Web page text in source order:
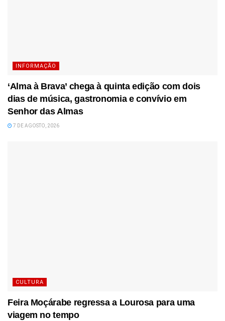
INFORMAÇÃO
‘Alma à Brava’ chega à quinta edição com dois
dias de música, gastronomia e convívio em
Senhor das Almas
7 DE AGOSTO, 2026
CULTURA
Feira Moçárabe regressa a Lourosa para uma
viagem no tempo